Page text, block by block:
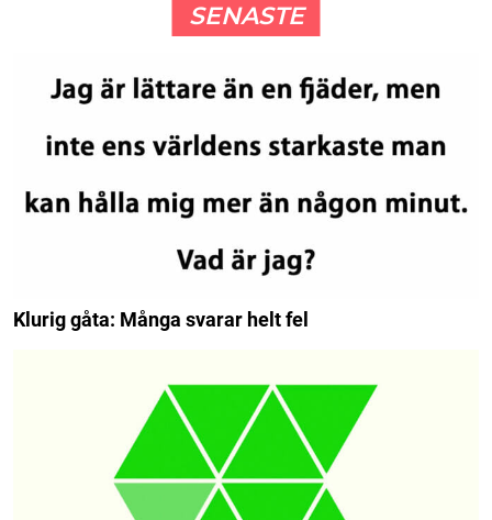
SENASTE
Klurig gåta: Många svarar helt fel